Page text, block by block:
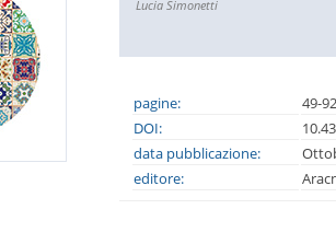
Lucia Simonetti
pagine:
49-92
DOI:
data pubblicazione:
editore: